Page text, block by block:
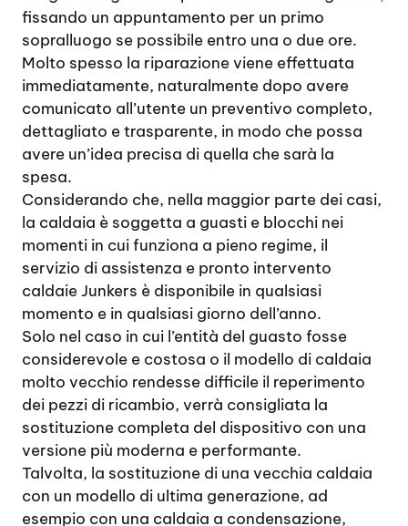
fissando un appuntamento per un primo
sopralluogo se possibile entro una o due ore.
Molto spesso la riparazione viene effettuata
immediatamente, naturalmente dopo avere
comunicato all’utente un preventivo completo,
dettagliato e trasparente, in modo che possa
avere un’idea precisa di quella che sarà la
spesa.
Considerando che, nella maggior parte dei casi,
la caldaia è soggetta a guasti e blocchi nei
momenti in cui funziona a pieno regime, il
servizio di assistenza e pronto intervento
caldaie Junkers è disponibile in qualsiasi
momento e in qualsiasi giorno dell’anno.
Solo nel caso in cui l’entità del guasto fosse
considerevole e costosa o il modello di caldaia
molto vecchio rendesse difficile il reperimento
dei pezzi di ricambio, verrà consigliata la
sostituzione completa del dispositivo con una
versione più moderna e performante.
Talvolta, la sostituzione di una vecchia caldaia
con un modello di ultima generazione, ad
esempio con una caldaia a condensazione,